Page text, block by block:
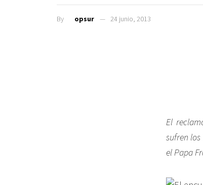
By opsur 24 junio, 2013
El
sufren
el Papa